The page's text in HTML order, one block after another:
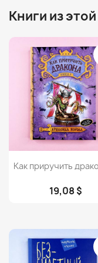
Книги из
Просмотр
Как приручить
19,08 $